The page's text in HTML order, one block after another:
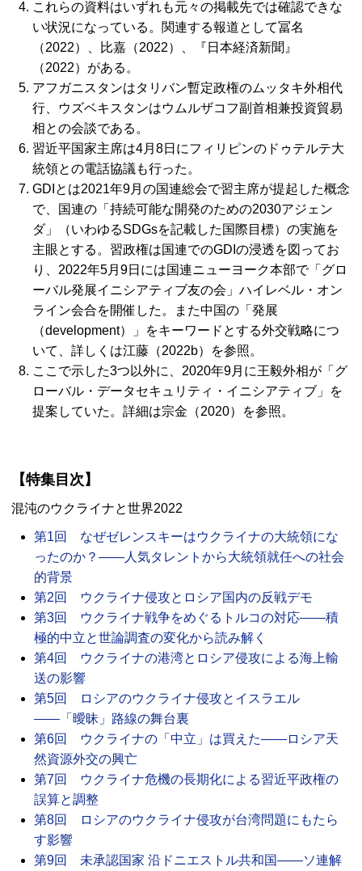
これらの資料はいずれも元々の掲載先では確認できな
い状況になっている。関連する報道として冨名
（2022）、比嘉（2022）、『日本経済新聞』
（2022）がある。
アフガニスタンはタリバン暫定政権のムッタキ外相代
行、ウズベキスタンはウムルザコフ副首相兼投資貿易
相との会談である。
習近平国家主席は4月8日にフィリピンのドゥテルテ大
統領との電話協議も行った。
GDIとは2021年9月の国連総会で習主席が提起した概念
で、国連の「持続可能な開発のための2030アジェン
ダ」（いわゆるSDGsを記載した国際目標）の実施を
主眼とする。習政権は国連でのGDIの浸透を図ってお
り、2022年5月9日には国連ニューヨーク本部で「グロ
ーバル発展イニシアティブ友の会」ハイレベル・オン
ライン会合を開催した。また中国の「発展
（development）」をキーワードとする外交戦略につ
いて、詳しくは江藤（2022b）を参照。
ここで示した3つ以外に、2020年9月に王毅外相が「グ
ローバル・データセキュリティ・イニシアティブ」を
提案していた。詳細は宗金（2020）を参照。
【特集目次】
混沌のウクライナと世界2022
第1回 なぜゼレンスキーはウクライナの大統領にな
ったのか？――人気タレントから大統領就任への社会
的背景
第2回 ウクライナ侵攻とロシア国内の反戦デモ
第3回 ウクライナ戦争をめぐるトルコの対応――積
極的中立と世論調査の変化から読み解く
第4回 ウクライナの港湾とロシア侵攻による海上輸
送の影響
第5回 ロシアのウクライナ侵攻とイスラエル
――「曖昧」路線の舞台裏
第6回 ウクライナの「中立」は買えた――ロシア天
然資源外交の興亡
第7回 ウクライナ危機の長期化による習近平政権の
誤算と調整
第8回 ロシアのウクライナ侵攻が台湾問題にもたら
す影響
第9回 未承認国家 沿ドニエストル共和国――ソ連解